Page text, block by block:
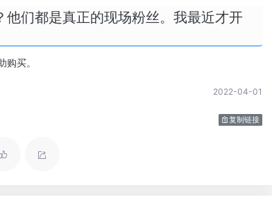
们都是真正的现场粉丝。我最近才开
买。
2022-04-01
复制链接